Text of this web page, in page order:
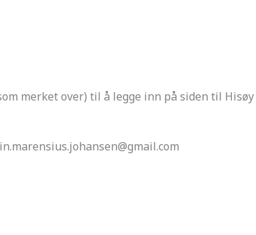
merket over) til å legge inn på siden til Hisøy